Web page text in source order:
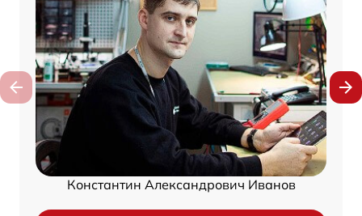
Константин Александрович Иванов